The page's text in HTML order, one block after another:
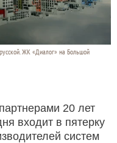
ЖК «Диалог» на Большой
20 лет
входит в пятерку
систем